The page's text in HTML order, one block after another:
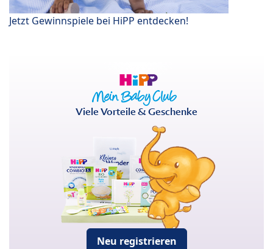
Jetzt Gewinnspiele bei HiPP entdecken!
Viele Vorteile & Geschenke
Neu registrieren